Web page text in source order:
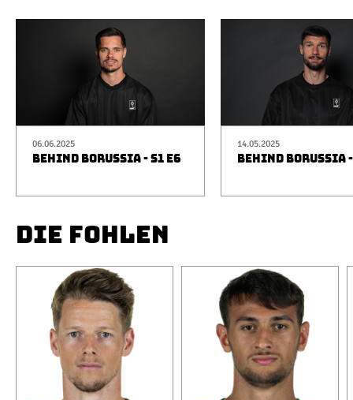
06.06.2025
BEHIND BORUSSIA - S1 E6
14.05.2025
BEHIND BORUSSIA
DIE FOHLEN